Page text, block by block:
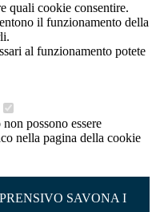
quali cookie consentire.
il funzionamento della
al funzionamento potete
possono essere
nella pagina della cookie
SAVONA I